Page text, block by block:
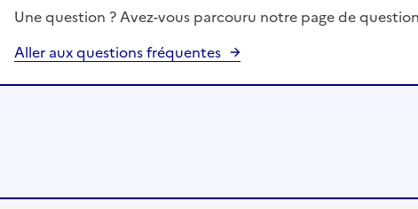
Une question ? Avez-vous parcouru notre page de
Aller aux questions fréquentes